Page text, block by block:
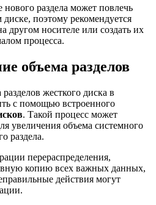
нового раздела может повлечь
поэтому рекомендуется
другом носителе или создать их
процесса.
объема разделов
жесткого диска в
с помощью встроенного
. Такой процесс может
увеличения объема системного
раздела.
перераспределения,
копию всех важных данных,
действия могут